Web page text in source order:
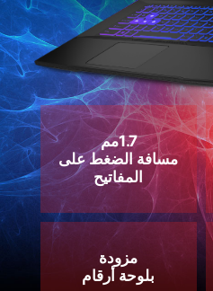
1.7مم
مسافة الضغط على
المفاتيح
مزودة
بلوحة أرقام